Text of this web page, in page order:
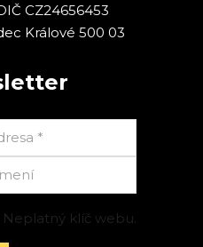
CZ24656453
Králové 500 03
klíč webu.